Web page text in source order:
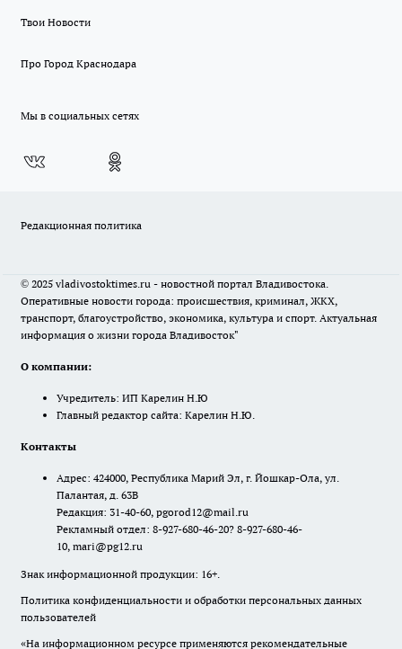
Твои Новости
Про Город Краснодара
Мы в социальных сетях
Редакционная политика
© 2025 vladivostoktimes.ru - новостной портал Владивостока.
Оперативные новости города: происшествия, криминал, ЖКХ,
транспорт, благоустройство, экономика, культура и спорт. Актуальная
информация о жизни города Владивосток"
О компании:
Учредитель: ИП Карелин Н.Ю
Главный редактор сайта: Карелин Н.Ю.
Контакты
Адрес: 424000, Республика Марий Эл, г. Йошкар-Ола, ул.
Палантая, д. 63В
Редакция: 31-40-60, pgorod12@mail.ru
Рекламный отдел: 8-927-680-46-20? 8-927-680-46-
10, mari@pg12.ru
Знак информационной продукции: 16+.
Политика конфиденциальности и обработки персональных данных
пользователей
«На информационном ресурсе применяются рекомендательные